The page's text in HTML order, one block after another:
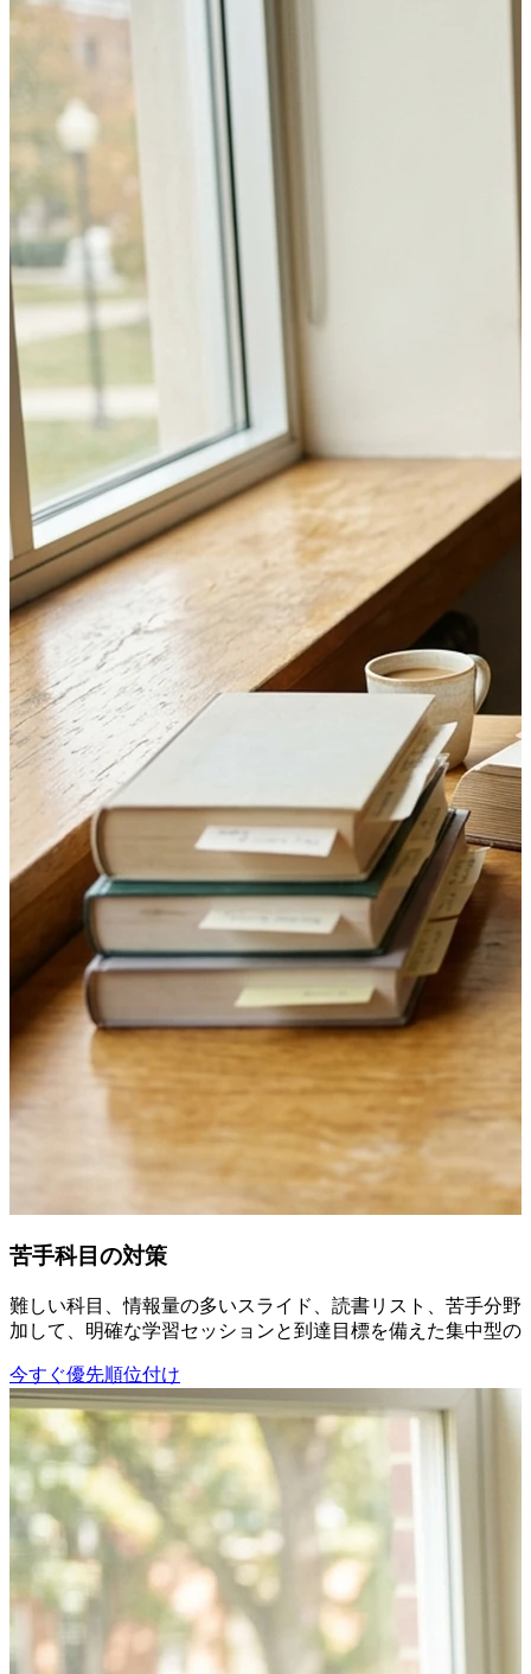
苦手科目の対策
難しい科目、情報量の多いスライド、読書リスト、苦手分
加して、明確な学習セッションと到達目標を備えた集中型
今すぐ優先順位付け